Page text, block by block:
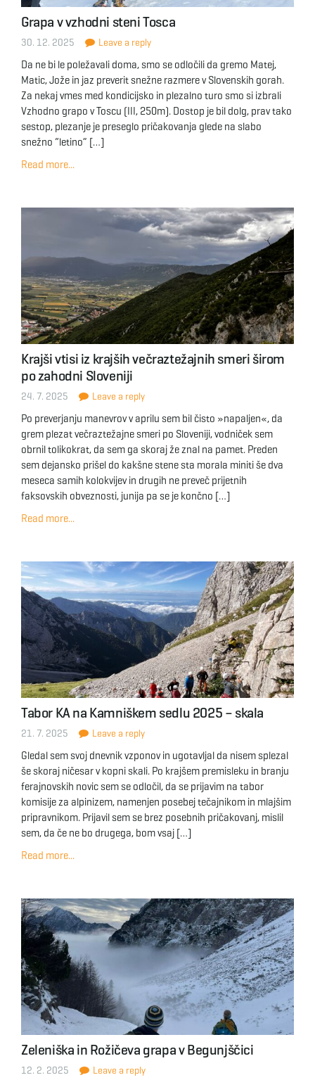
Grapa v vzhodni steni Tosca
30. 12. 2025 Leave a reply
Da ne bi le poležavali doma, smo se odločili da gremo Matej,
Matic, Jože in jaz preverit snežne razmere v Slovenskih gorah.
Za nekaj vmes med kondicijsko in plezalno turo smo si izbrali
Vzhodno grapo v Toscu (III, 250m). Dostop je bil dolg, prav tako
sestop, plezanje je preseglo pričakovanja glede na slabo
snežno “letino” […]
Read more...
Krajši vtisi iz krajših večraztežajnih smeri širom
po zahodni Sloveniji
24. 7. 2025 Leave a reply
Po preverjanju manevrov v aprilu sem bil čisto »napaljen«, da
grem plezat večraztežajne smeri po Sloveniji, vodniček sem
obrnil tolikokrat, da sem ga skoraj že znal na pamet. Preden
sem dejansko prišel do kakšne stene sta morala miniti še dva
meseca samih kolokvijev in drugih ne preveč prijetnih
faksovskih obveznosti, junija pa se je končno […]
Read more...
Tabor KA na Kamniškem sedlu 2025 – skala
21. 7. 2025 Leave a reply
Gledal sem svoj dnevnik vzponov in ugotavljal da nisem splezal
še skoraj ničesar v kopni skali. Po krajšem premisleku in branju
ferajnovskih novic sem se odločil, da se prijavim na tabor
komisije za alpinizem, namenjen posebej tečajnikom in mlajšim
pripravnikom. Prijavil sem se brez posebnih pričakovanj, mislil
sem, da če ne bo drugega, bom vsaj […]
Read more...
Zeleniška in Rožičeva grapa v Begunjščici
12. 2. 2025 Leave a reply